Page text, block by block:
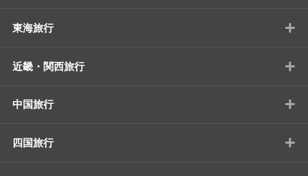
東海旅行 +
近畿・関西旅行 +
中国旅行 +
四国旅行 +